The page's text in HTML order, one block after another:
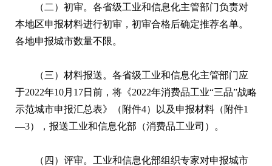
（二）初审。各省级工业和信息化主管部门负责对
本地区申报材料进行初审，初审合格后确定推荐名单。
各地申报城市数量不限。
（三）材料报送。各省级工业和信息化主管部门应
于2022年10月17日前，将《2022年消费品工业“三品”战略
示范城市申报汇总表》（附件4）以及申报材料（附件1
—3），报送工业和信息化部（消费品工业司）。
（四）评审。工业和信息化部组织专家对申报城市